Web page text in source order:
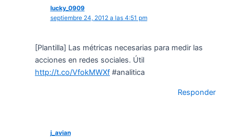
lucky_0909
septiembre 24, 2012 a las 4:51 pm
[Plantilla] Las métricas necesarias para medir las
acciones en redes sociales. Útil
http://t.co/VfokMWXf #analitica
Responder
j_avian